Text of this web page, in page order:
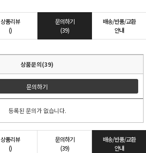
상품리뷰
()
문의하기
(39)
배송/반품/교환
안내
상품문의(39)
문의하기
등록된 문의가 없습니다.
상품리뷰
()
문의하기
(39)
배송/반품/교환
안내